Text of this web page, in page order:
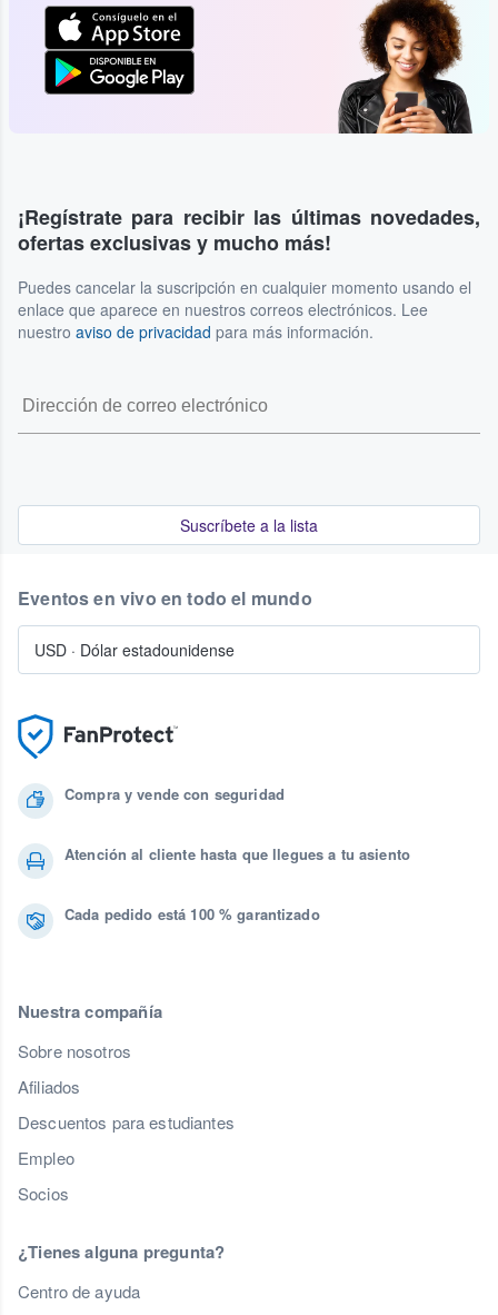
¡Regístrate para recibir las últimas novedades,
ofertas exclusivas y mucho más!
Puedes cancelar la suscripción en cualquier momento usando el
enlace que aparece en nuestros correos electrónicos. Lee
nuestro aviso de privacidad para más información.
Suscríbete a la lista
Compra y vende con seguridad
Atención al cliente hasta que llegues a tu asiento
Cada pedido está 100 % garantizado
Nuestra compañía
Sobre nosotros
Afiliados
Descuentos para estudiantes
Empleo
Socios
¿Tienes alguna pregunta?
Centro de ayuda
Eventos en vivo en todo el mundo
USD · Dólar estadounidense